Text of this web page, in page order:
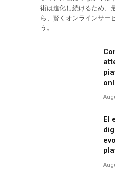
術は進化し続けるため、
ら、賢くオンラインサー
う。
El